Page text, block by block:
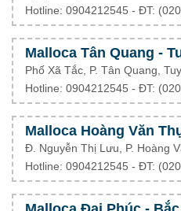
Hotline: 0904212545 - ĐT:
Malloca Tân Quang -
Phố Xã Tắc, P. Tân Quang,
Hotline: 0904212545 - ĐT:
Malloca Hoàng Văn
Đ. Nguyễn Thị Lưu, P. Hoàng
Hotline: 0904212545 - ĐT: